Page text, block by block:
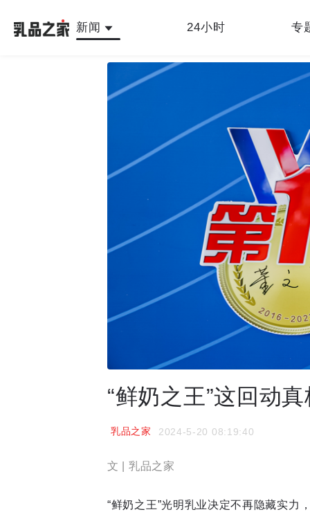
新闻
公司新闻 行业新闻 产
24小时 专
“鲜奶之王”这回动
乳品之家 2024-5-20 08:19:40
文 | 乳品之家
“鲜奶之王”光明乳业决定不再隐藏实力